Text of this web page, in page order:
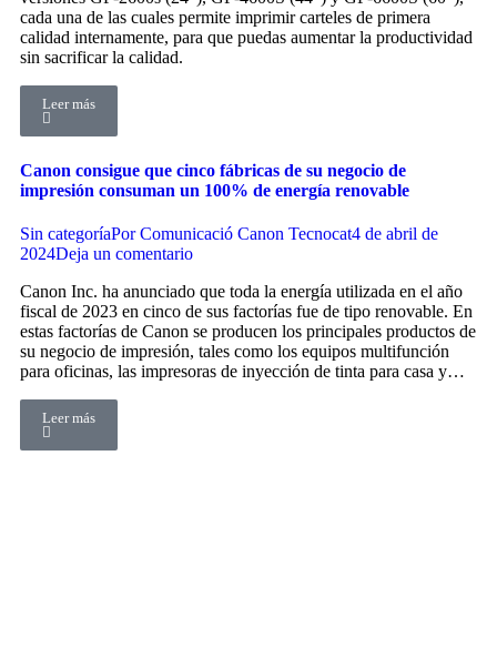
cada una de las cuales permite imprimir carteles de primera
calidad internamente, para que puedas aumentar la productividad
sin sacrificar la calidad.
Leer más
Canon consigue que cinco fábricas de su negocio de
impresión consuman un 100% de energía renovable
Sin categoríaPorComunicació Canon Tecnocat4 de abril de
2024Deja un comentario
Canon Inc. ha anunciado que toda la energía utilizada en el año
fiscal de 2023 en cinco de sus factorías fue de tipo renovable. En
estas factorías de Canon se producen los principales productos de
su negocio de impresión, tales como los equipos multifunción
para oficinas, las impresoras de inyección de tinta para casa y…
Leer más